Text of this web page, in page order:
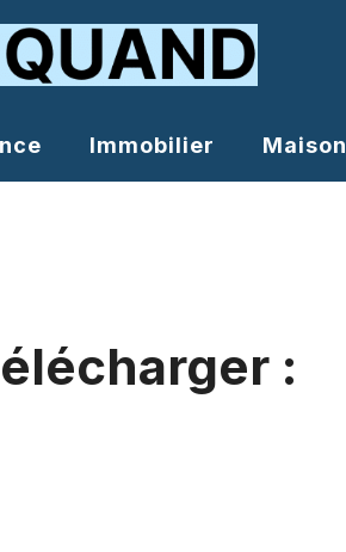
Immobilier Maison
: